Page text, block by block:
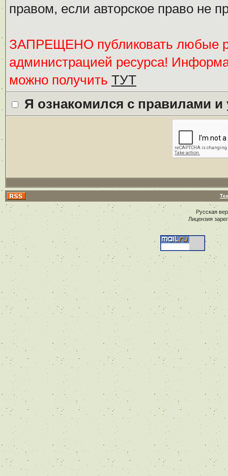
правом, если авторское право не
ЗАПРЕЩЕНО публиковать любые
администрацией ресурса!
можно получить ТУТ
Я ознакомился с правилами
Русская
Лицензия